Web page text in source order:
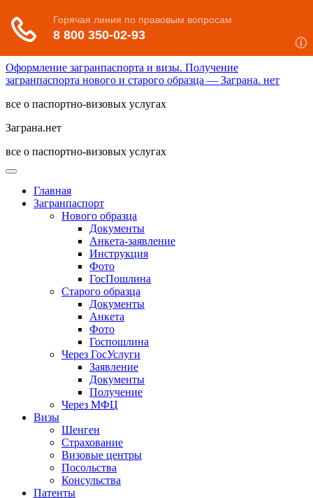
Оформление загранпаспорта и визы. Получение
загранпаспорта нового и старого образца — Заграна. нет
все о паспортно-визовых услугах
Заграна.нет
все о паспортно-визовых услугах
Главная
Загранпаспорт
Нового образца
Документы
Анкета-заявление
Инструкция
Фото
ГосПошлина
Старого образца
Документы
Анкета
Фото
Госпошлина
Через ГосУслуги
Заявление
Документы
Получение
Через МФЦ
Визы
Шенген
Страхование
Визовые центры
Посольства
Консульства
Патенты